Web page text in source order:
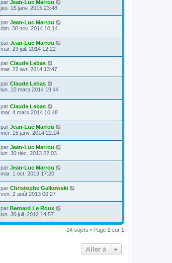
par Jean-Luc Marrou
jeu. 15 janv. 2015 23:48
par Jean-Luc Marrou
dim. 30 nov. 2014 10:14
par Jean-Luc Marrou
mar. 29 juil. 2014 12:22
par Claude Lebas
mar. 22 avr. 2014 13:47
par Claude Lebas
lun. 10 mars 2014 19:44
par Claude Lebas
mar. 4 mars 2014 10:48
par Jean-Luc Marrou
mer. 15 janv. 2014 22:14
par Jean-Luc Marrou
lun. 30 déc. 2013 22:03
par Jean-Luc Marrou
mar. 1 oct. 2013 17:20
par Christophe Galkowski
ven. 2 août 2013 09:27
par Bernard Le Roux
lun. 30 juil. 2012 14:57
24 sujets • Page 1 sur 1
Aller à